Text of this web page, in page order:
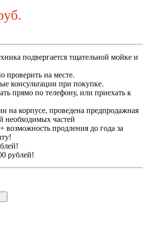
подвергается тщательной мойке и
на месте.
консультации при покупке.
прямо по телефону, или приехать к
на корпусе, проведена предпродажная
необходимых частей
возможность продления до года за
рублей!